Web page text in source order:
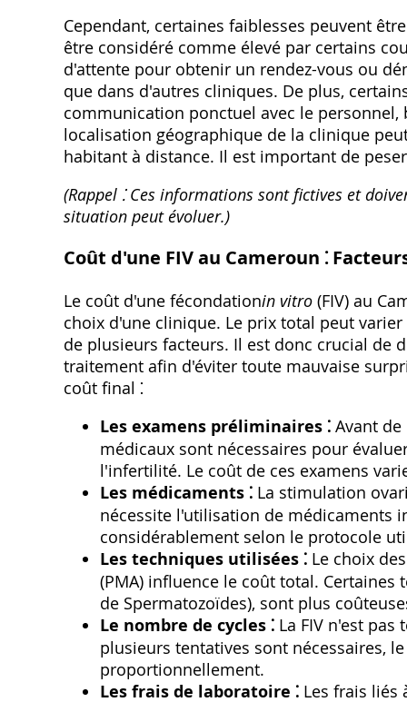
Cependant‚ certaines faiblesses peuvent
être considéré comme élevé par certains
d'attente pour obtenir un rendez-vous ou
que dans d'autres cliniques. De plus‚
communication ponctuel avec le
localisation géographique de la clinique
habitant à distance. Il est important de
(Rappel ⁚ Ces informations sont fictives et
situation peut évoluer.)
Coût d'une FIV au Cameroun ⁚
Le coût d'une fécondationin vitro (FIV) au
choix d'une clinique. Le prix total peut
de plusieurs facteurs. Il est donc crucial de
traitement afin d'éviter toute mauvaise
coût final ⁚
Les examens préliminaires ⁚ Avant de
médicaux sont nécessaires pour
l'infertilité. Le coût de ces examens
Les médicaments ⁚ La stimulation
nécessite l'utilisation de médicaments
considérablement selon le protocole
Les techniques utilisées ⁚ Le choix
(PMA) influence le coût total. Certaines
de Spermatozoïdes)‚ sont plus
Le nombre de cycles ⁚ La FIV n'est
plusieurs tentatives sont nécessaires‚
proportionnellement.
Les frais de laboratoire ⁚ Les frais liés